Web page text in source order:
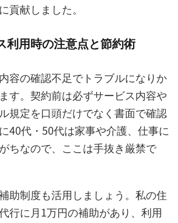
貢献しました。
利用時の注意点と節約術
容の確認不足でトラブルになりか
す。契約前は必ずサービス内容や
規定を口頭だけでなく書面で確認
40代・50代は家事や介護、仕事に
ちなので、ここは手抜き厳禁で
助制度も活用しましょう。私の住
行に月1万円の補助があり、利用